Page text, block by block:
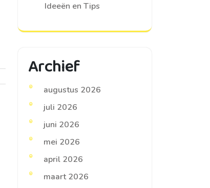
Ideeën en Tips
Archief
augustus 2026
juli 2026
juni 2026
mei 2026
april 2026
maart 2026